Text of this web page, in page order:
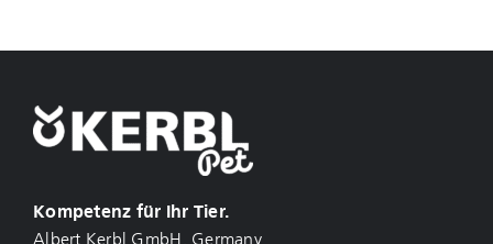
Kompetenz für Ihr Tier.
Albert Kerbl GmbH, Germany